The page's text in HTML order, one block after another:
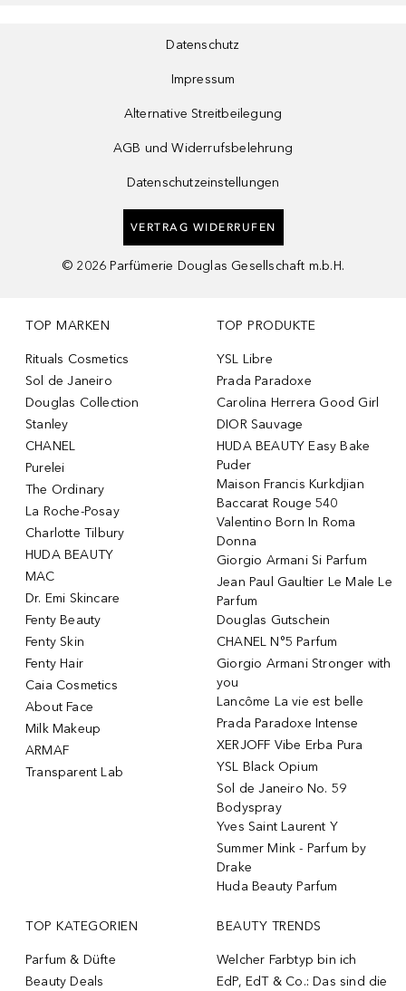
Datenschutz
Impressum
Alternative Streitbeilegung
AGB und Widerrufsbelehrung
Datenschutzeinstellungen
VERTRAG WIDERRUFEN
© 2026 Parfümerie Douglas Gesellschaft m.b.H.
TOP MARKEN
Rituals Cosmetics
Sol de Janeiro
Douglas Collection
Stanley
CHANEL
Purelei
The Ordinary
La Roche-Posay
Charlotte Tilbury
HUDA BEAUTY
MAC
Dr. Emi Skincare
Fenty Beauty
Fenty Skin
Fenty Hair
Caia Cosmetics
About Face
Milk Makeup
ARMAF
Transparent Lab
TOP PRODUKTE
YSL Libre
Prada Paradoxe
Carolina Herrera Good Girl
DIOR Sauvage
HUDA BEAUTY Easy Bake
Puder
Maison Francis Kurkdjian
Baccarat Rouge 540
Valentino Born In Roma
Donna
Giorgio Armani Si Parfum
Jean Paul Gaultier Le Male Le
Parfum
Douglas Gutschein
CHANEL N°5 Parfum
Giorgio Armani Stronger with
you
Lancôme La vie est belle
Prada Paradoxe Intense
XERJOFF Vibe Erba Pura
YSL Black Opium
Sol de Janeiro No. 59
Bodyspray
Yves Saint Laurent Y
Summer Mink - Parfum by
Drake
Huda Beauty Parfum
TOP KATEGORIEN
Parfum & Düfte
Beauty Deals
BEAUTY TRENDS
Welcher Farbtyp bin ich
EdP, EdT & Co.: Das sind die